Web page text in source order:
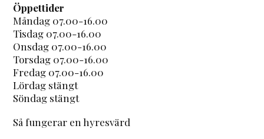
Öppettider
Måndag 07.00-16.00
Tisdag 07.00-16.00
Onsdag 07.00-16.00
Torsdag 07.00-16.00
Fredag 07.00-16.00
Lördag stängt
Söndag stängt
Så fungerar en hyresvärd